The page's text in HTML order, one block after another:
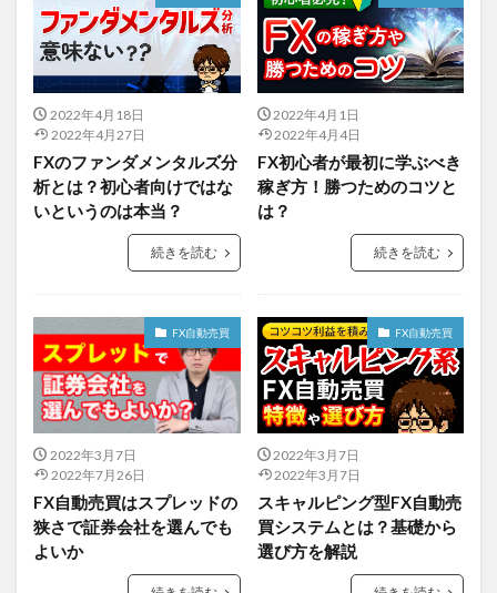
2022年4月18日
2022年4月27日
FXのファンダメンタルズ分
析とは？初心者向けではな
いというのは本当？
続きを読む
2022年4月1日
2022年4月4日
FX初心者が最初に学ぶべき
稼ぎ方！勝つためのコツと
は？
続きを読む
FX自動売買
2022年3月7日
2022年7月26日
FX自動売買はスプレッドの
狭さで証券会社を選んでも
よいか
FX自動売買
2022年3月7日
2022年3月7日
スキャルピング型FX自動売
買システムとは？基礎から
選び方を解説